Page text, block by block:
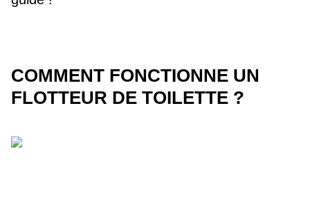
COMMENT FONCTIONNE UN
FLOTTEUR DE TOILETTE ?